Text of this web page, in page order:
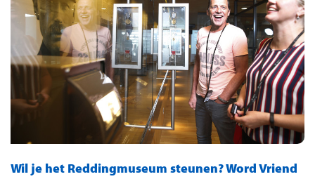
Wil je het Reddingmuseum steunen? Word Vriend